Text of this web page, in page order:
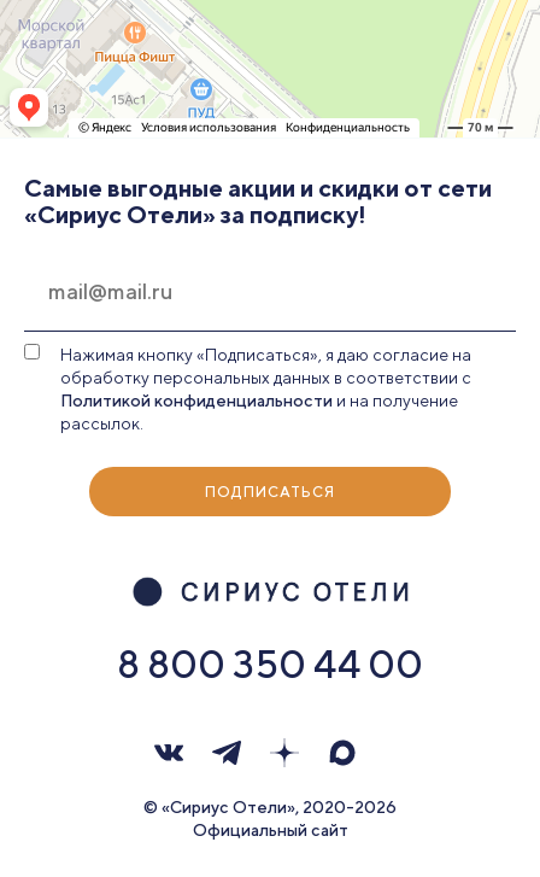
8 800 350 44 00
© «Сириус Отели», 2020-2026
Официальный сайт
Самые выгодные акции и скидки от сети
«Сириус Отели» за подписку!
Нажимая кнопку «Подписаться», я даю согласие на
обработку персональных данных в соответствии с
Политикой конфиденциальности и на получение
рассылок.
ПОДПИСАТЬСЯ